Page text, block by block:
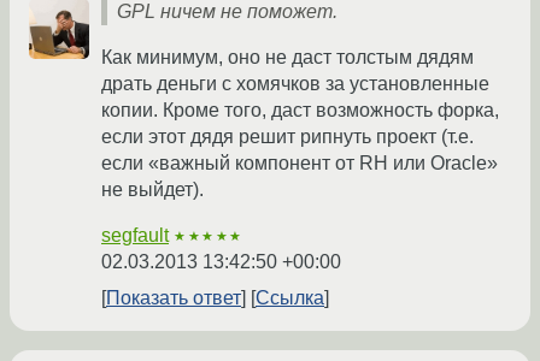
GPL ничем не поможет.
Как минимум, оно не даст толстым дядям
драть деньги с хомячков за установленные
копии. Кроме того, даст возможность форка,
если этот дядя решит рипнуть проект (т.е.
если «важный компонент от RH или Oracle»
не выйдет).
segfault ★★★★★
02.03.2013 13:42:50 +00:00
Показать ответ
Ссылка